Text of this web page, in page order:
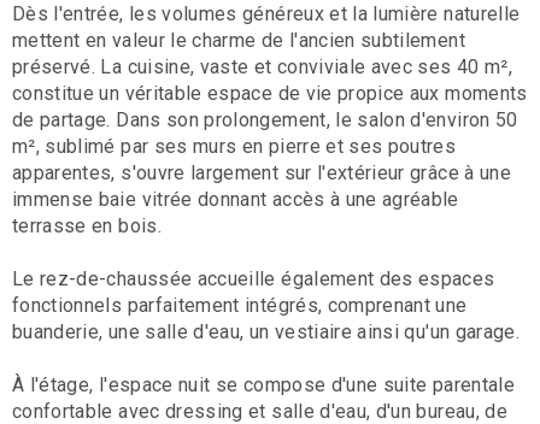
Dès l'entrée, les volumes généreux et la lumière naturelle
mettent en valeur le charme de l'ancien subtilement
préservé. La cuisine, vaste et conviviale avec ses 40 m²,
constitue un véritable espace de vie propice aux moments
de partage. Dans son prolongement, le salon d'environ 50
m², sublimé par ses murs en pierre et ses poutres
apparentes, s'ouvre largement sur l'extérieur grâce à une
immense baie vitrée donnant accès à une agréable
terrasse en bois.
Le rez-de-chaussée accueille également des espaces
fonctionnels parfaitement intégrés, comprenant une
buanderie, une salle d'eau, un vestiaire ainsi qu'un garage.
À l'étage, l'espace nuit se compose d'une suite parentale
confortable avec dressing et salle d'eau, d'un bureau, de